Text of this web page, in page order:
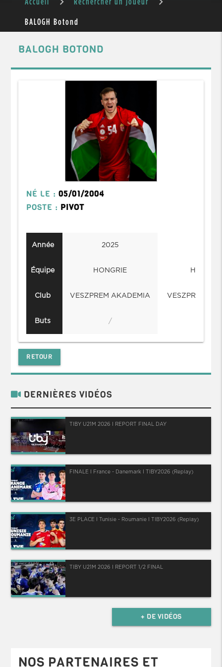
BALOGH Botond
BALOGH BOTOND
NÉ LE :05/01/2004
POSTE : PIVOT
Année
Équipe
Club
Buts
2025
HONGRIE
VESZPREM AKADEMIA
/
VESZPREM
RETOUR
DERNIÈRES VIDÉOS
TIBY U21M 2026 I REPORT FINAL DAY
FINALE I France - Danemark I TIBY2026 (Replay)
3E PLACE I Tunisie - Roumanie I TIBY2026 (Replay)
TIBY U21M 2026 I REPORT 1/2 FINAL
+ DE VIDÉOS
NOS PARTENAIRES ET